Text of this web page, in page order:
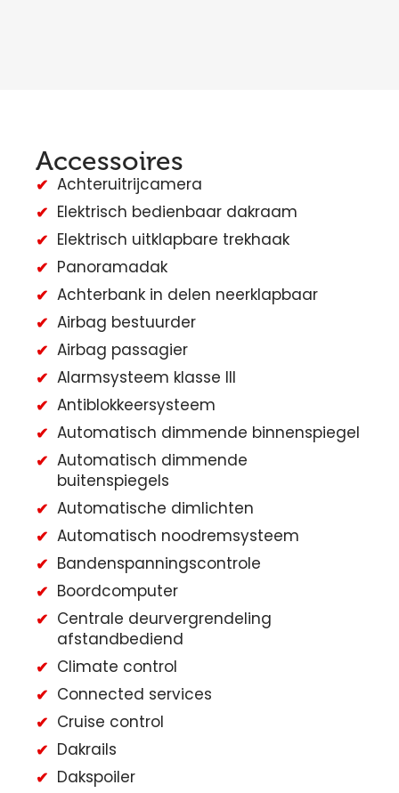
Accessoires
Achteruitrijcamera
Elektrisch bedienbaar dakraam
Elektrisch uitklapbare trekhaak
Panoramadak
Achterbank in delen neerklapbaar
Airbag bestuurder
Airbag passagier
Alarmsysteem klasse III
Antiblokkeersysteem
Automatisch dimmende binnenspiegel
Automatisch dimmende
buitenspiegels
Automatische dimlichten
Automatisch noodremsysteem
Bandenspanningscontrole
Boordcomputer
Centrale deurvergrendeling
afstandbediend
Climate control
Connected services
Cruise control
Dakrails
Dakspoiler